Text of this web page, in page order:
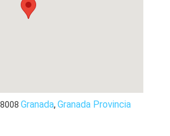
requiera la finalidad del informe
ejecutar para nuestro cliente.
documentados, sobre
Granada,Granada Provincia